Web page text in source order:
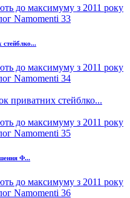
приватних стейблко...
Ф...